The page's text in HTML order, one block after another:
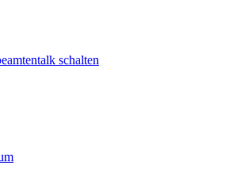
schalten